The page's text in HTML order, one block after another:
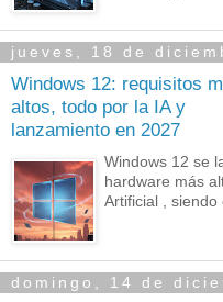
jueves, 18 de
Windows 12: requisitos
altos, todo por la IA y
lanzamiento en 2027
Windows 12 se
hardware más
Artificial , siendo
domingo, 14 de